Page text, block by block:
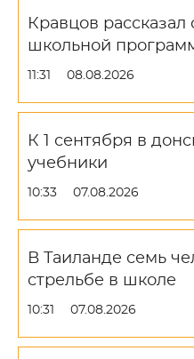
Кравцов
школьной
11:31 08.08.2026
К 1 сентября в
учебники
10:33 07.08.2026
В Таиланде семь
стрельбе в школе
10:31 07.08.2026